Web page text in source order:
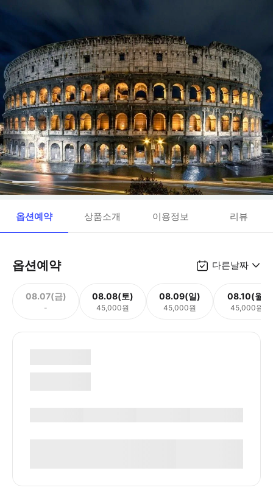
옵션예약 상품소개 이용정보 리뷰
옵션예약 다른날짜
08.07(금)
-
08.08(토)
45,000원
08.09(일)
45,000원
08.10(월)
45,000원